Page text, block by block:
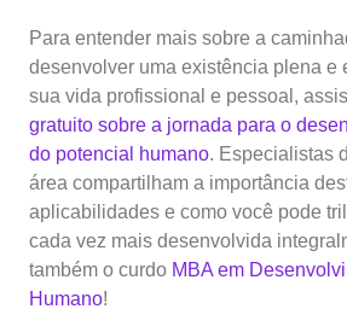
Para entender mais sobre a
desenvolver uma existência plena e
sua vida profissional e pessoal,
gratuito sobre a jornada para o
do potencial humano. Especialistas
área compartilham a importância
aplicabilidades e como você pode
cada vez mais desenvolvida
também o curdo MBA em
Humano!